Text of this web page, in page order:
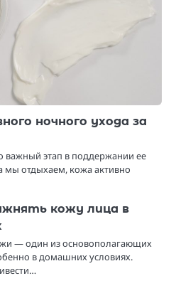
ночного ухода за
важный этап в поддержании ее
мы отдыхаем, кожа активно
кожу лица в
— один из основополагающих
в домашних условиях.